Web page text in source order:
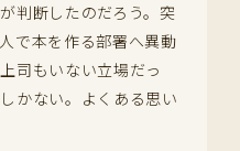
判断したのだろう。突
で本を作る部署へ異動
司もいない立場だっ
かない。よくある思い